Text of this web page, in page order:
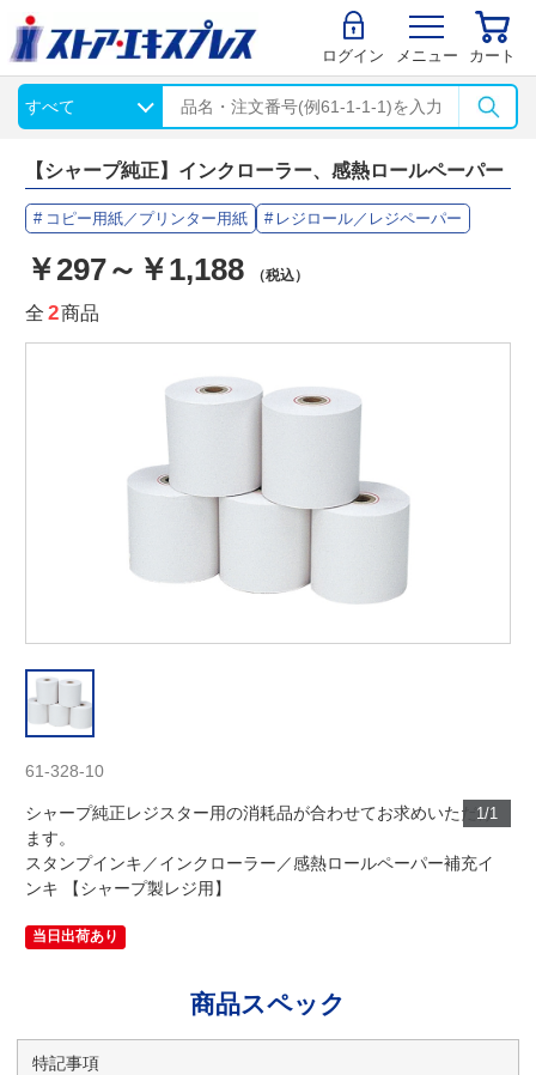
ログイン メニュー カート
【シャープ純正】インクローラー、感熱ロールペーパー
コピー用紙／プリンター用紙 レジロール／レジペーパー
￥297～￥1,188 （税込）
全 2商品
1/1
61-328-10
シャープ純正レジスター用の消耗品が合わせてお求めいただけ
ます。
スタンプインキ／インクローラー／感熱ロールペーパー補充イ
ンキ 【シャープ製レジ用】
当日出荷あり
商品スペック
特記事項